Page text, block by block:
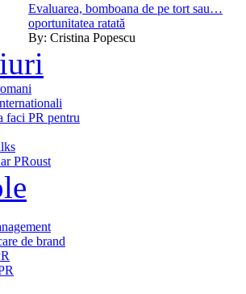
Evaluarea, bomboana de pe tort sau…
oportunitatea ratată
By: Cristina Popescu
faci PR pentru
PRoust
de brand